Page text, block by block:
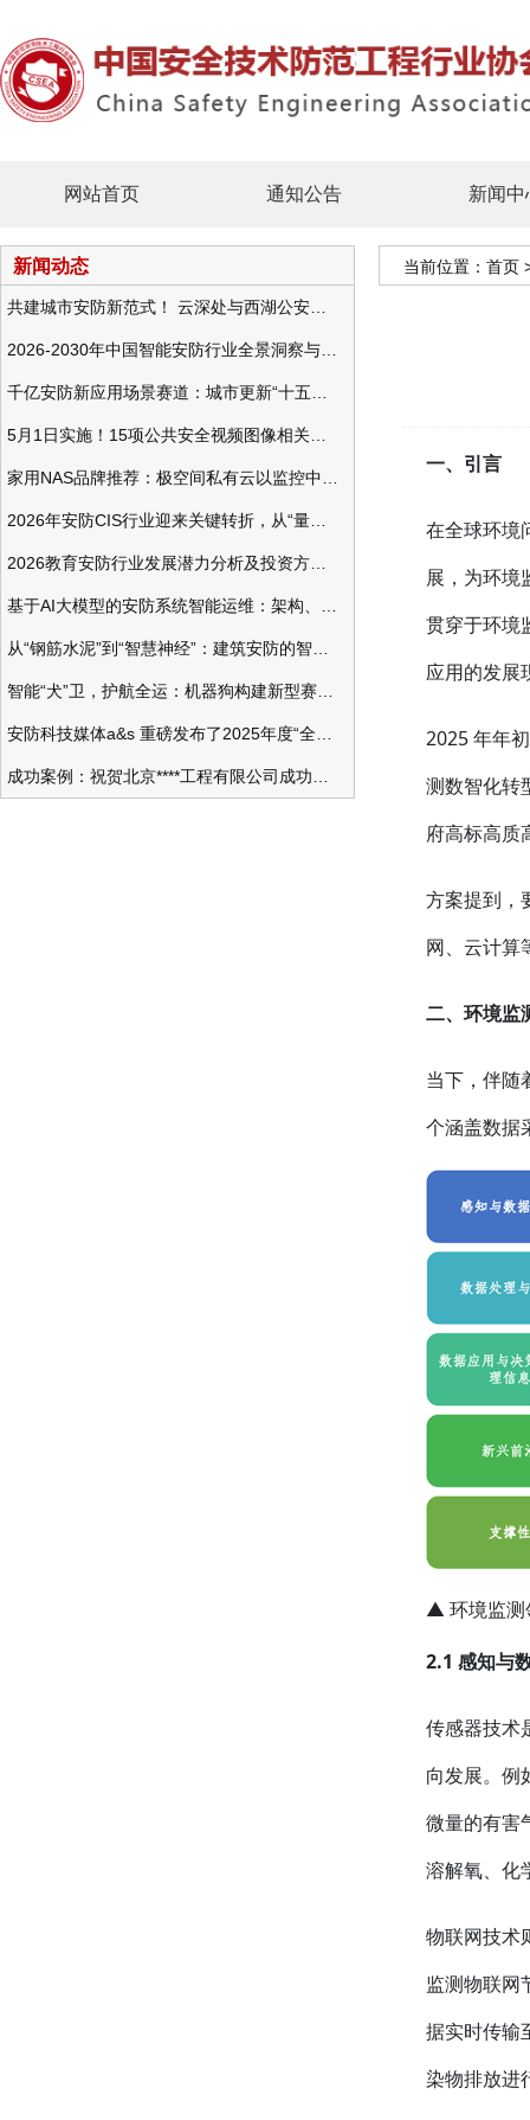
网站首页 通知公告 新闻中
新闻动态 当前位置： 首页
一、引言
在全球环境
展，为环境
贯穿于环境
应用的发展
2025 年年
测数智化转
府高标高质
方案提到，
网、云计算
二、环境监
当下，伴随
个涵盖数据
▲ 环境监测
2.1 感知与
传感器技术
向发展。例
微量的有害
溶解氧、化
物联网技术
监测物联网
据实时传输
染物排放进